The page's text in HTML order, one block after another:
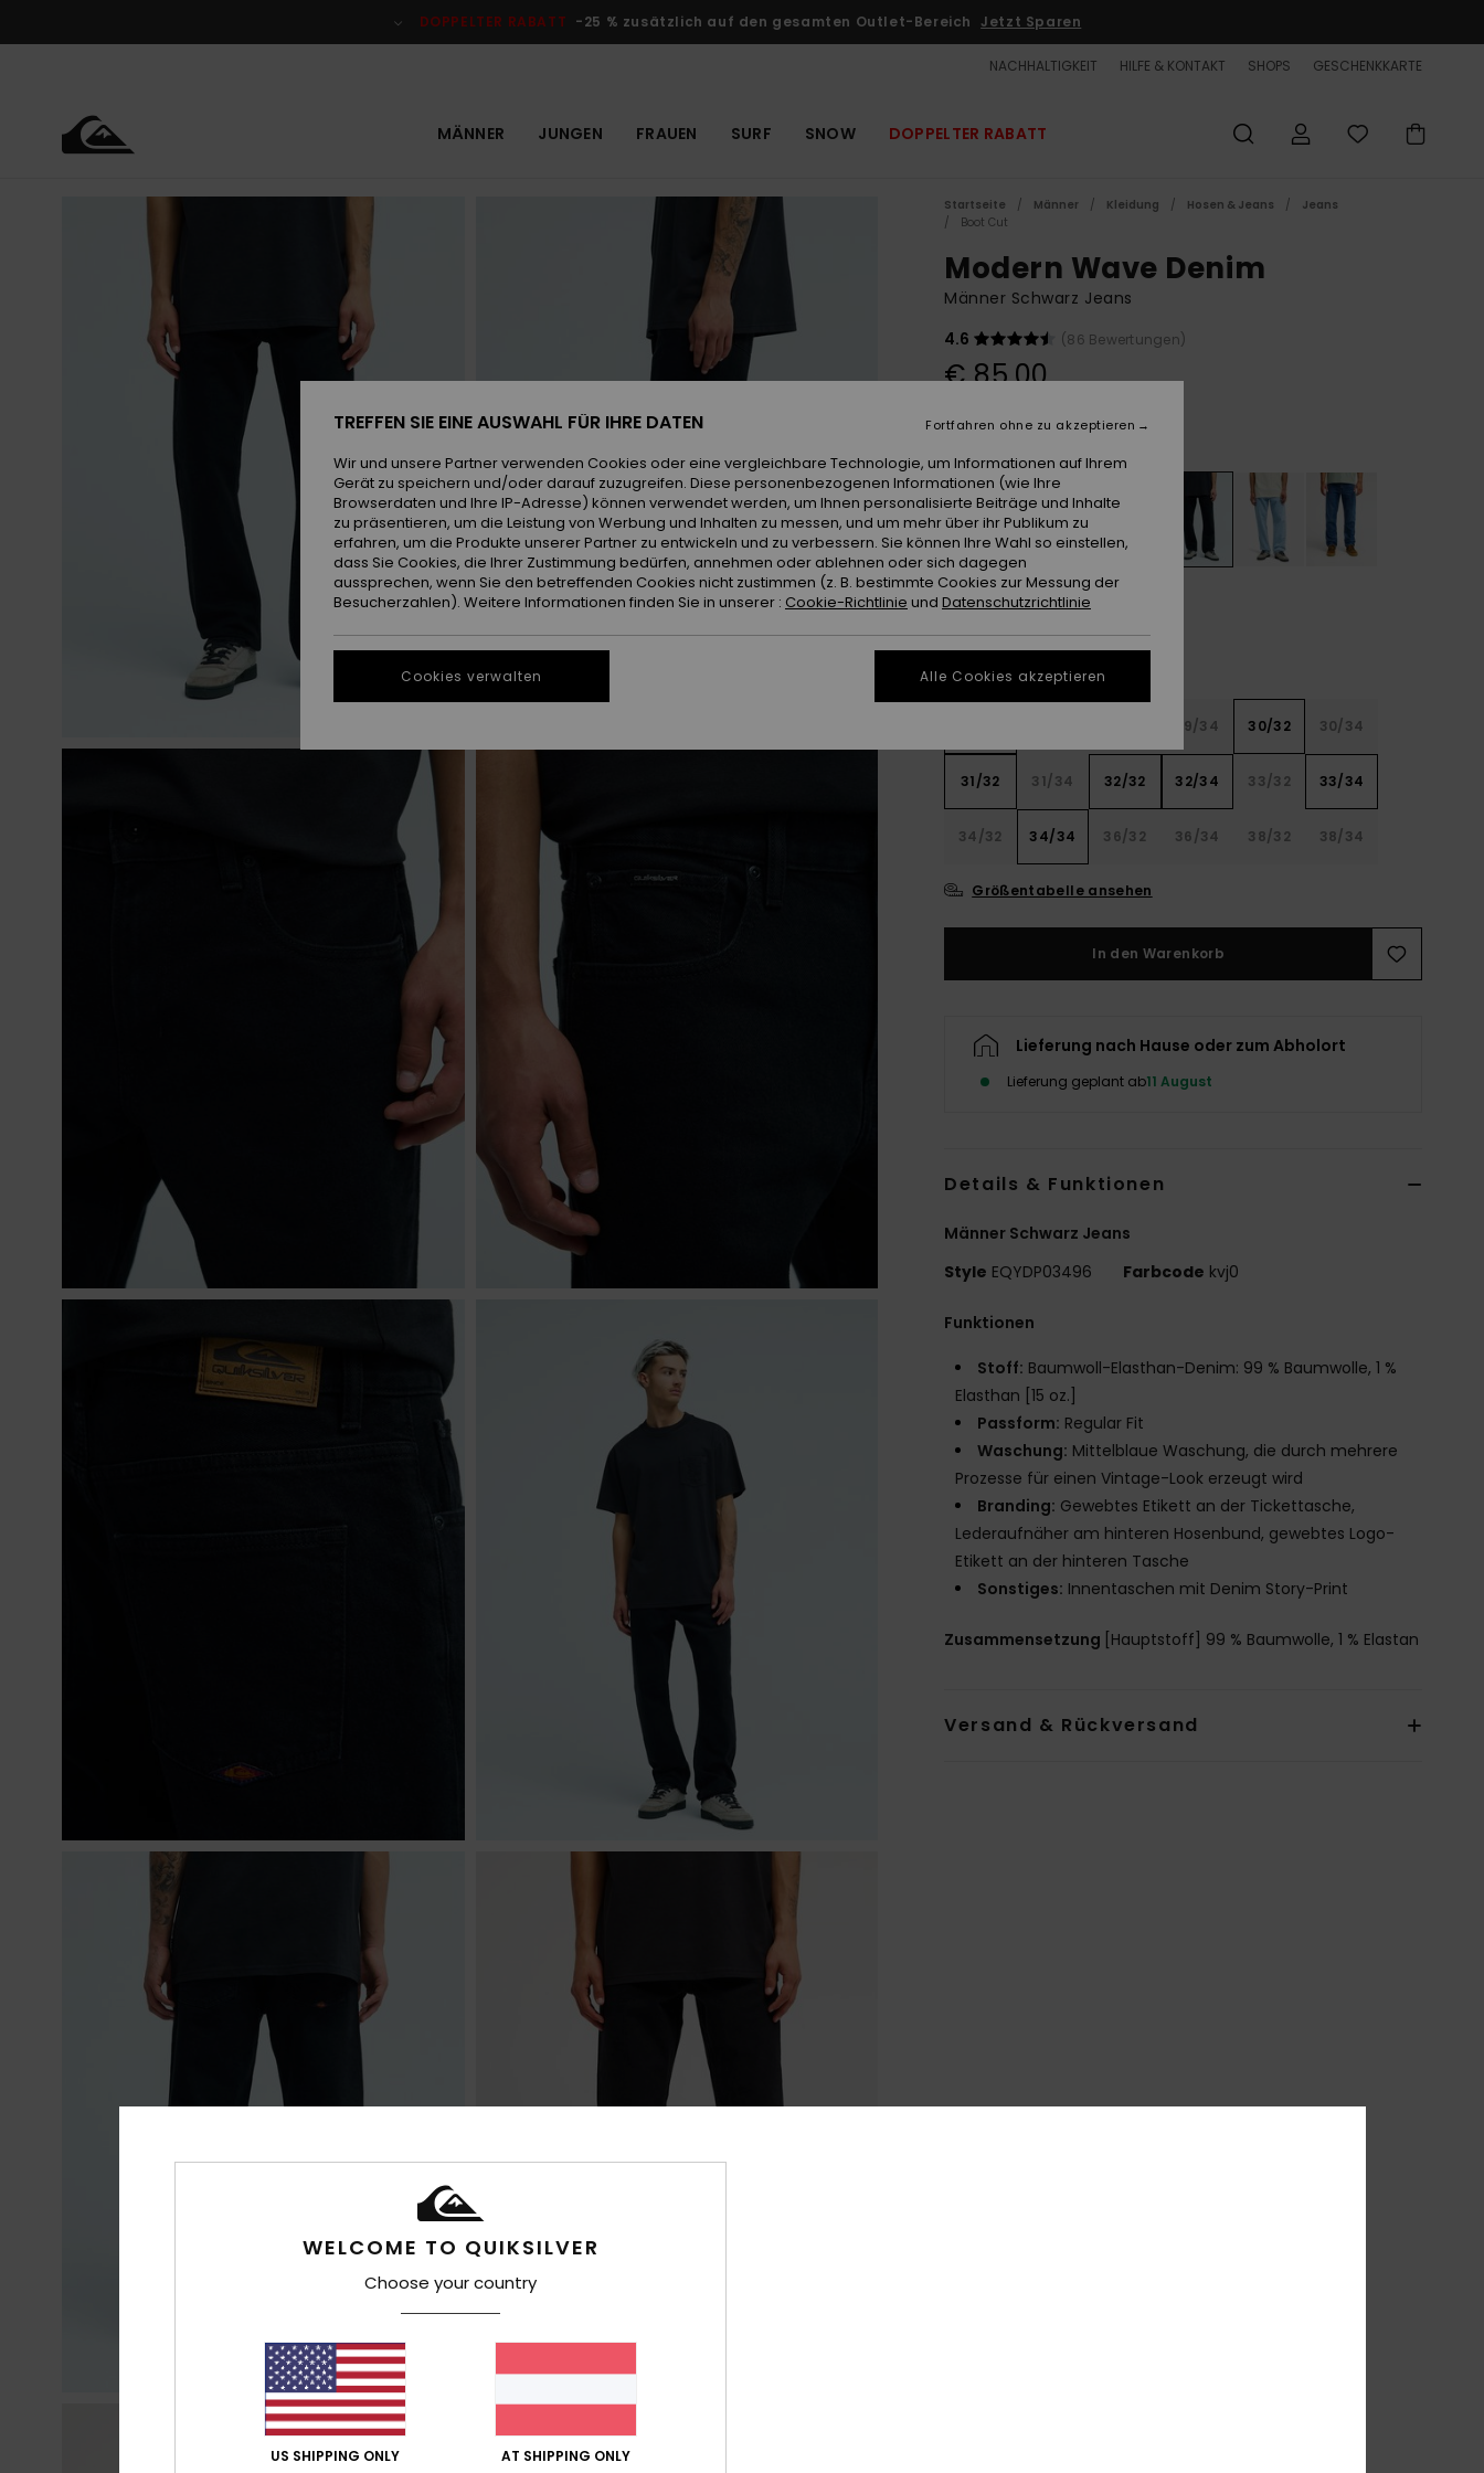
DOPPELTER RABATT -25 % zusätzlich auf den gesamten Outlet-Bereich Jetzt Sparen
NACHHALTIGKEIT HILFE & KONTAKT SHOPS GESCHENKKARTE
MÄNNER JUNGEN FRAUEN SURF SNOW DOPPELTER RABATT
Startseite Männer Kleidung Hosen & Jeans
Jeans
Boot Cut
Modern Wave Denim
Männer Schwarz Jeans
4.6
(86 Bewertungen)
€ 85,00
29/34 30/32 30/34
31/32 31/34 32/32 32/34 33/32 33/34
34/32 34/34 36/32 36/34 38/32 38/34
Größentabelle ansehen
In den Warenkorb
Lieferung nach Hause oder zum Abholort
Lieferung geplant ab11 August
Details & Funktionen
Männer Schwarz Jeans
Style EQYDP03496 Farbcode kvj0
Funktionen
Stoff: Baumwoll-Elasthan-Denim: 99 % Baumwolle, 1 %
Elasthan [15 oz.]
Passform: Regular Fit
Waschung: Mittelblaue Waschung, die durch mehrere
Prozesse für einen Vintage-Look erzeugt wird
Branding: Gewebtes Etikett an der Tickettasche,
Lederaufnäher am hinteren Hosenbund, gewebtes Logo-
Etikett an der hinteren Tasche
Sonstiges: Innentaschen mit Denim Story-Print
Zusammensetzung [Hauptstoff] 99 % Baumwolle, 1 % Elastan
Versand & Rückversand
WELCOME TO QUIKSILVER
Choose your country
US SHIPPING ONLY AT SHIPPING ONLY
TREFFEN SIE EINE AUSWAHL FÜR IHRE DATEN
Wir und unsere Partner verwenden Cookies oder eine vergleichbare Technologie, um Informationen auf Ihrem
Gerät zu speichern und/oder darauf zuzugreifen. Diese personenbezogenen Informationen (wie Ihre
Browserdaten und Ihre IP-Adresse) können verwendet werden, um Ihnen personalisierte Beiträge und Inhalte
zu präsentieren, um die Leistung von Werbung und Inhalten zu messen, und um mehr über ihr Publikum zu
erfahren, um die Produkte unserer Partner zu entwickeln und zu verbessern. Sie können Ihre Wahl so einstellen,
dass Sie Cookies, die Ihrer Zustimmung bedürfen, annehmen oder ablehnen oder sich dagegen
aussprechen, wenn Sie den betreffenden Cookies nicht zustimmen (z. B. bestimmte Cookies zur Messung der
Besucherzahlen). Weitere Informationen finden Sie in unserer : Cookie-Richtlinie und Datenschutzrichtlinie
Cookies verwalten
Fortfahren ohne zu akzeptieren
Alle Cookies akzeptieren